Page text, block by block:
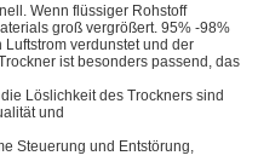
Wenn flüssiger Rohstoff
groß vergrößert. 95% -98%
verdunstet und der
ist besonders passend, das
Löslichkeit des Trockners sind
und
Steuerung und Entstörung,